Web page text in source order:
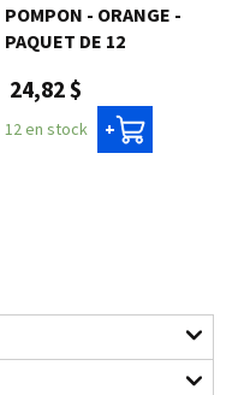
POMPON - ORANGE -
PAQUET DE 12
24,82 $
12 en stock +